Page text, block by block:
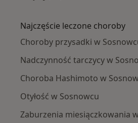
Najczęście leczone choroby
Choroby przysadki w
Nadczynność tarczycy w
Choroba Hashimoto w
Otyłość w Sosnowcu
Zaburzenia miesiączkowania